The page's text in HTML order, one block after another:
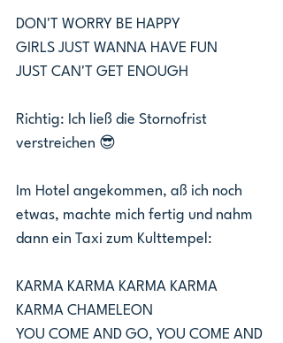
DON'T WORRY BE HAPPY
GIRLS JUST WANNA HAVE FUN
JUST CAN'T GET ENOUGH
Richtig: Ich ließ die Stornofrist
verstreichen 😎
Im Hotel angekommen, aß ich noch
etwas, machte mich fertig und nahm
dann ein Taxi zum Kulttempel:
KARMA KARMA KARMA KARMA
KARMA CHAMELEON
YOU COME AND GO, YOU COME AND